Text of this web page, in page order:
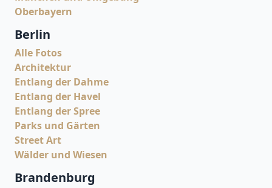
Oberbayern
Berlin
Alle Fotos
Architektur
Entlang der Dahme
Entlang der Havel
Entlang der Spree
Parks und Gärten
Street Art
Wälder und Wiesen
Brandenburg